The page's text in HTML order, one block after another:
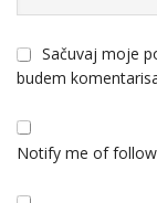
Sačuvaj moje
budem
Notify me of